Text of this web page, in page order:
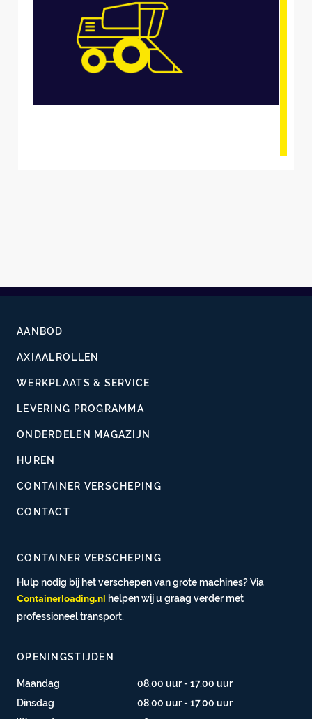
AANBOD
AXIAALROLLEN
WERKPLAATS & SERVICE
LEVERING PROGRAMMA
ONDERDELEN MAGAZIJN
HUREN
CONTAINER VERSCHEPING
CONTACT
CONTAINER VERSCHEPING
Hulp nodig bij het verschepen van grote machines? Via
Containerloading.nl helpen wij u graag verder met
professioneel transport.
OPENINGSTIJDEN
Maandag
08.00 uur - 17.00 uur
Dinsdag
08.00 uur - 17.00 uur